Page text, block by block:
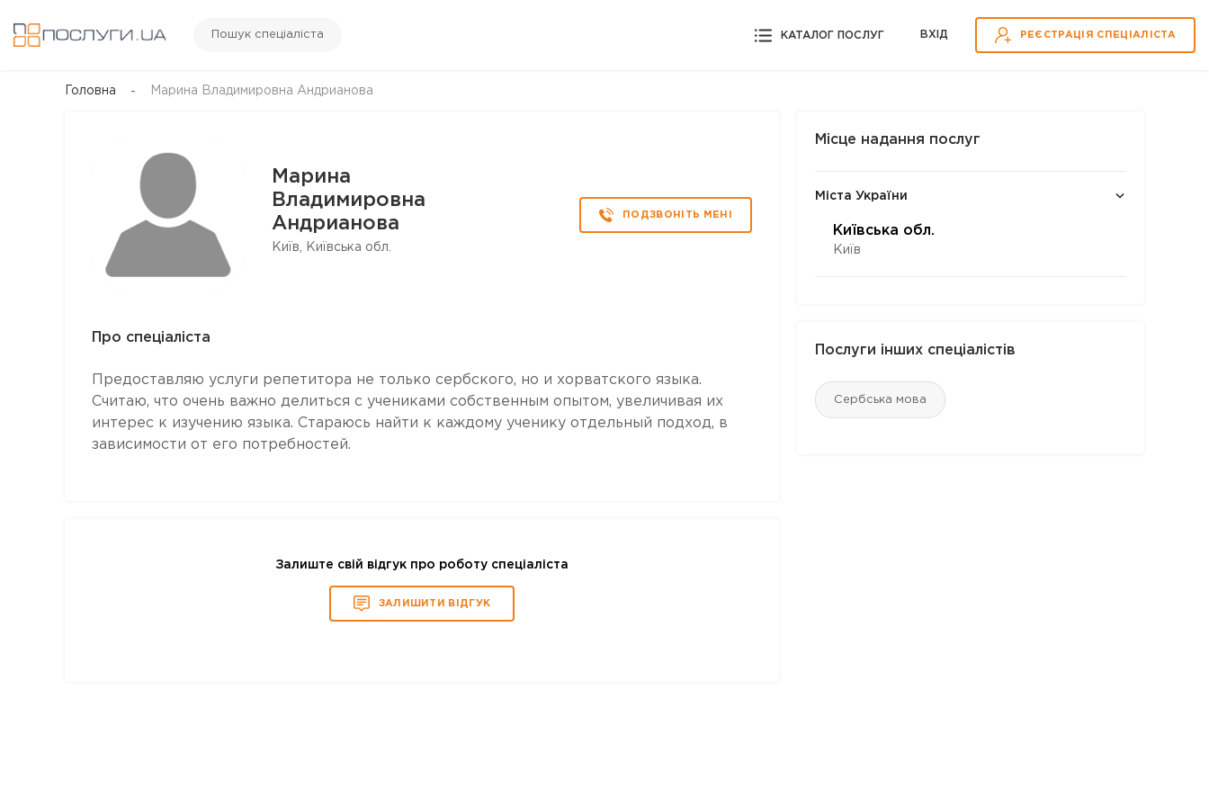
Пошук спеціаліста КАТАЛОГ ПОСЛУГ ВХІД РЕЄСТРАЦІЯ СПЕЦІАЛІСТА
Головна Марина Владимировна Андрианова
Марина
Владимировна
Андрианова
Київ, Київська обл.
ПОДЗВОНІТЬ МЕНІ
Про спеціаліста
Предоставляю услуги репетитора не только сербского, но и хорватского языка.
Считаю, что очень важно делиться с учениками собственным опытом, увеличивая их
интерес к изучению языка. Стараюсь найти к каждому ученику отдельный подход, в
зависимости от его потребностей.
Залиште свій відгук про роботу спеціаліста
ЗАЛИШИТИ ВІДГУК
Місце надання послуг
Міста України
Київська обл.
Київ
Послуги інших спеціалістів
Сербська мова